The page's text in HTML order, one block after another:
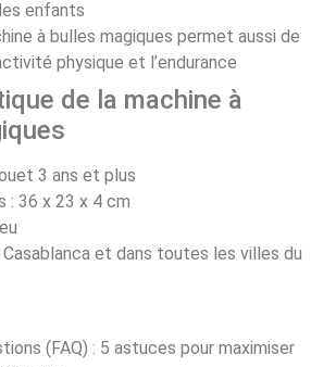
enfants
à bulles magiques permet aussi de
physique et l’endurance
de la machine à
3 ans et plus
: 36 x 23 x 4 cm
Casablanca et dans toutes les villes du